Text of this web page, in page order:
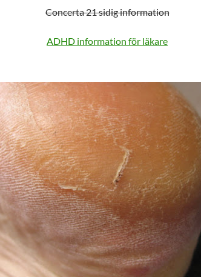
Concerta 21 sidig information
ADHD information för läkare